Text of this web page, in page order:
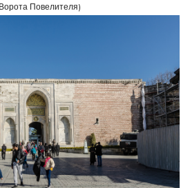
Повелителя)